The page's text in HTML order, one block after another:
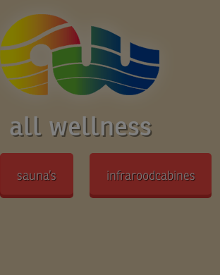
all wellness
sauna’s infraroodcabines